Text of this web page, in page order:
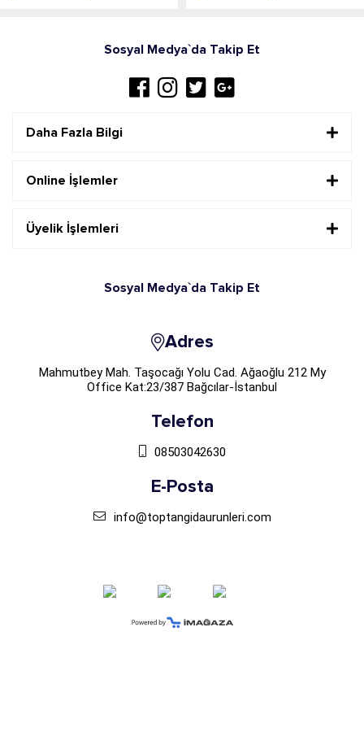
Sosyal Medya`da Takip Et
Daha Fazla Bilgi
Online İşlemler
Üyelik İşlemleri
Sosyal Medya`da Takip Et
Adres
Mahmutbey Mah. Taşocağı Yolu Cad. Ağaoğlu 212 My
Office Kat:23/387 Bağcılar-İstanbul
Telefon
08503042630
E-Posta
info@toptangidaurunleri.com